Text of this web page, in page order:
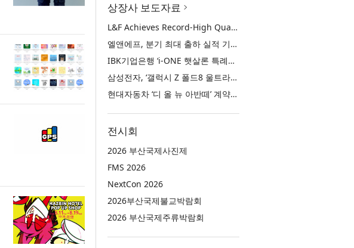
상장사 보도자료
L&F Achieves Record-High Quarterly Shipments, Begins LFP Supply for North American ESS in Q3 Advancing its Two-Track NCM and LFP Growth Strategy
엘앤에프, 분기 최대 출하 실적 기록… 3분기 북미 ESS향 LFP 공급 착수 NCM+LFP ‘2-Track’ 성장 전략 실현
IBK기업은행 ‘i-ONE 햇살론 특례보증’ 출시
삼성전자, ‘갤럭시 Z 폴드8 울트라·폴드8·플립8’과 ‘갤럭시 워치 울트라2·워치9’ 국내 공식 출시
현대자동차 ‘디 올 뉴 아반떼’ 계약 첫날 1만 대 돌파
전시회
2026 부산국제사진제
FMS 2026
NextCon 2026
2026부산국제불교박람회
2026 부산국제주류박람회